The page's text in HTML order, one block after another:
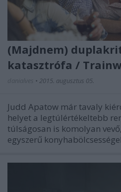
(Majdnem)
katasztrófa /
• 2015. augusztus 05.
Judd Apatow már tavaly
helyet a legtúlértékeltebb
túlságosan is komolyan
egyszerű